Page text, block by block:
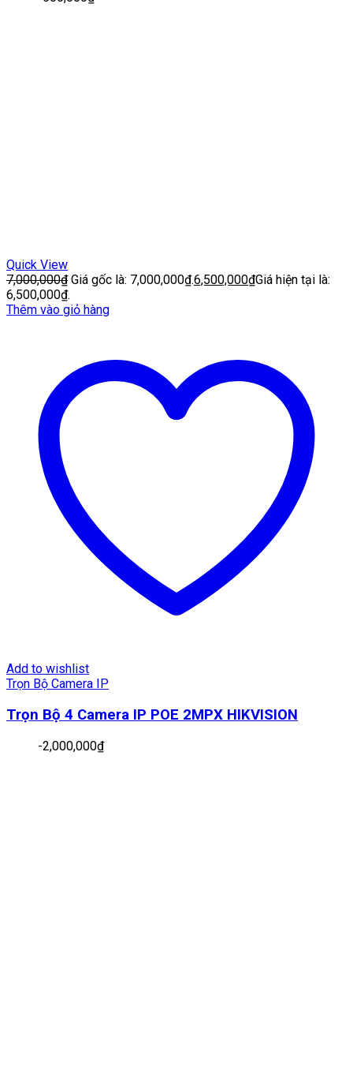
Quick View
7,000,000₫ Giá gốc là: 7,000,000₫.6,500,000₫Giá hiện tại là:
6,500,000₫.
Thêm vào giỏ hàng
Add to wishlist
Trọn Bộ Camera IP
Trọn Bộ 4 Camera IP POE 2MPX HIKVISION
-2,000,000₫